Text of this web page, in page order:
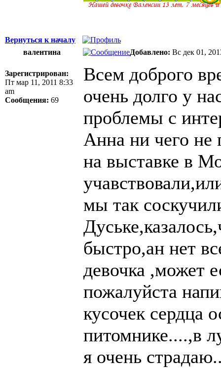
Вернуться к началу
валентина
Добавлено: Вс дек 01,
Зарегистрирован:
Пт мар 11, 2011 8:33
am
Сообщения: 69
Всем доброго
очень долго у
проблемы с
Анна ни чего не
на выставке в
мы так
быстро,ан нет
девочка ,может
пожалуйста
кусочек сердца
питомнике....,в
я очень